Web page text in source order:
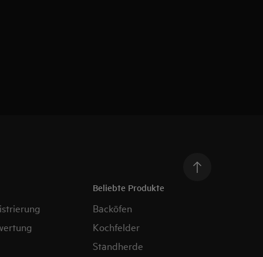
Beliebte Produkte
Backöfen
Kochfelder
Standherde